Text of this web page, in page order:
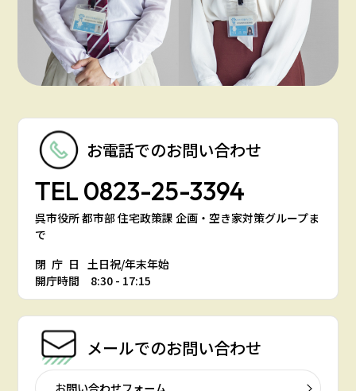
お電話でのお問い合わせ
TEL 0823-25-3394
呉市役所 都市部 住宅政策課 企画・空き家対策グループま
で
閉庁日 土日祝/年末年始
開庁時間 8:30 - 17:15
メールでのお問い合わせ